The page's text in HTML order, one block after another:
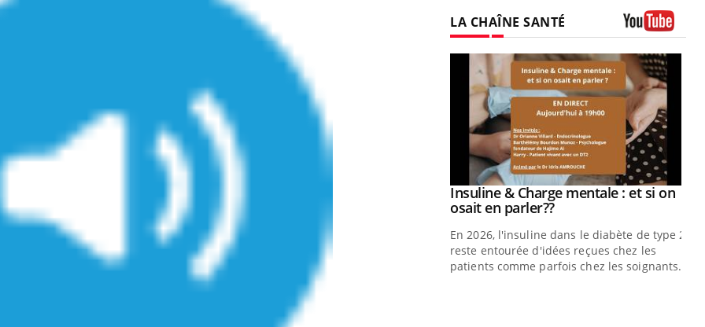
LA CHAÎNE SANTÉ
Youtube
irritabilité, brouillard mental ou
alopécie… Les symptômes de la
en fer sont multiples ce qui la rend
Youtube
Insuline & Charge mentale : et si on
osait en parler??Youtube
En 2026, l'insuline dans le diabète de type 2
reste entourée d'idées reçues chez les
patients comme parfois chez les soignants.